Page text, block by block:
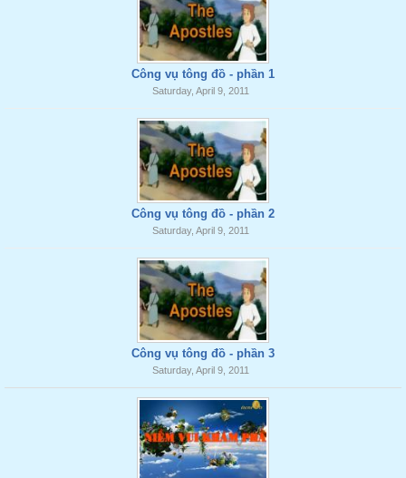
Công vụ tông đồ - phần 1
Saturday, April 9, 2011
Công vụ tông đồ - phần 2
Saturday, April 9, 2011
Công vụ tông đồ - phần 3
Saturday, April 9, 2011